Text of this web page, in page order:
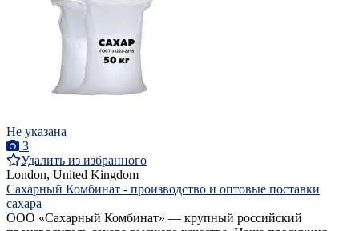
Не указана
3
Удалить из избранного
London, United Kingdom
Сахарный Комбинат - производство и оптовые поставки
сахара
ООО «Сахарный Комбинат» — крупный российский